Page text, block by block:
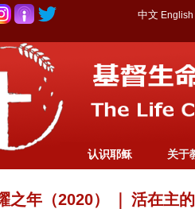
中文 English
认识耶稣 关于
之年（2020） 活在主